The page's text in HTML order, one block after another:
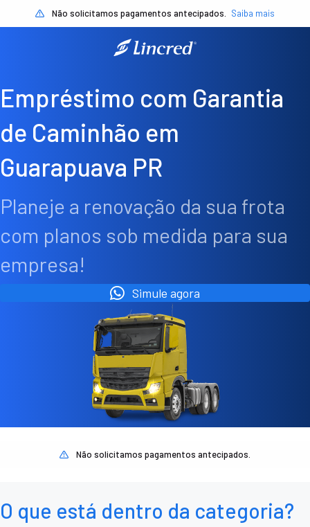
Não solicitamos pagamentos antecipados. Saiba mais
Empréstimo com Garantia
de Caminhão em
Guarapuava PR
Planeje a renovação da sua frota
com planos sob medida para sua
empresa!
Simule agora
Não solicitamos pagamentos antecipados.
O que está dentro da categoria?